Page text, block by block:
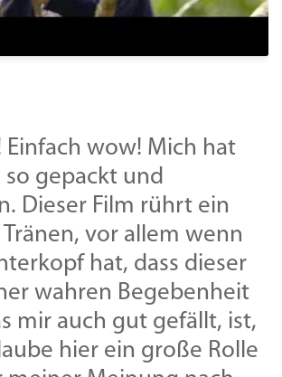
wow! Mich hat
so gepackt und
Dieser Film rührt ein
vor allem wenn
hat, dass dieser
wahren Begebenheit
mir auch gut gefällt, ist,
hier ein große Rolle